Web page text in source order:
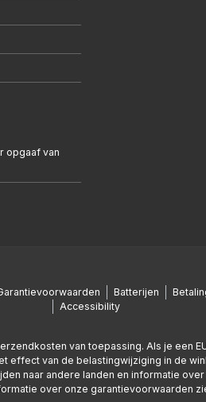
opgaaf van
Batterijen
Accessibility
van toepassing. Als je een
effect van de belastingwijziging in de
naar andere landen en informatie
over onze garantievoorwaarden